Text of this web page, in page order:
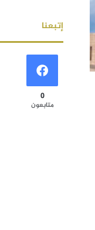
إتبعنا
0
متابعون